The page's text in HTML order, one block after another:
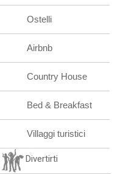
Ostelli
Airbnb
Country House
Bed & Breakfast
Villaggi turistici
Divertirti